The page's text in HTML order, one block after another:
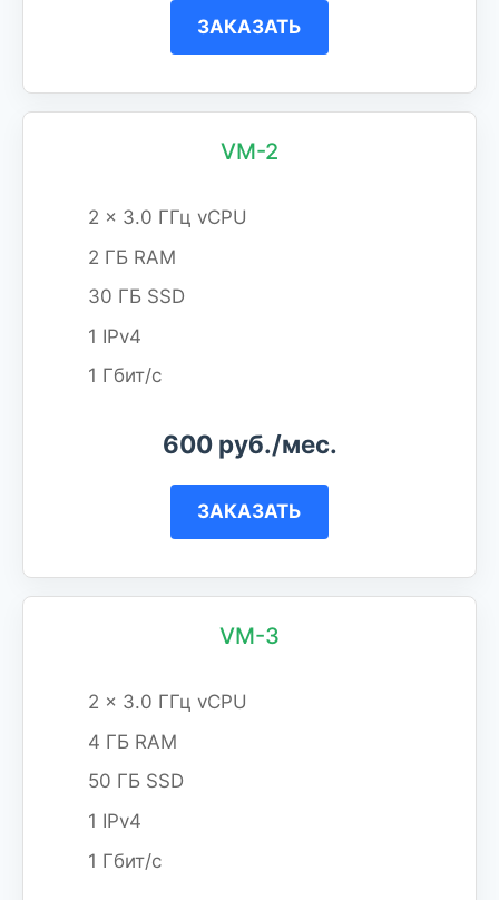
ЗАКАЗАТЬ
VM-2
2 x 3.0 ГГц vCPU
2 ГБ RAM
30 ГБ SSD
1 IPv4
1 Гбит/с
600 руб./мес.
ЗАКАЗАТЬ
VM-3
2 x 3.0 ГГц vCPU
4 ГБ RAM
50 ГБ SSD
1 IPv4
1 Гбит/с